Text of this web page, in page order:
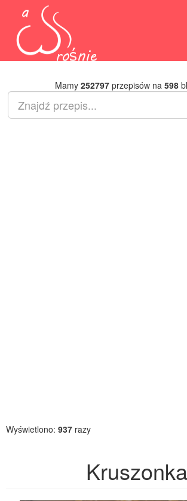
Mamy 252797przepisów na 598
Wyświetlono: 937 razy
Kruszonka